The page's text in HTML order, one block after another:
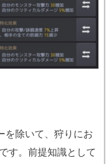
を除いて、狩りにお
す。前提知識として